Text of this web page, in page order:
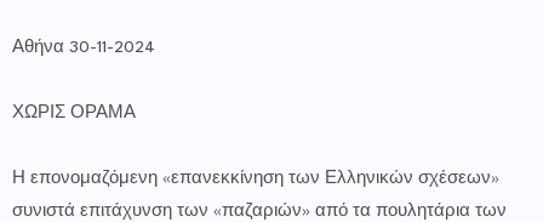
Αθήνα 30-11-2024
ΧΩΡΙΣ ΟΡΑΜΑ
Η επονομαζόμενη «επανεκκίνηση των Ελληνικών σχέσεων»
συνιστά επιτάχυνση των «παζαριών» από τα πουλητάρια των